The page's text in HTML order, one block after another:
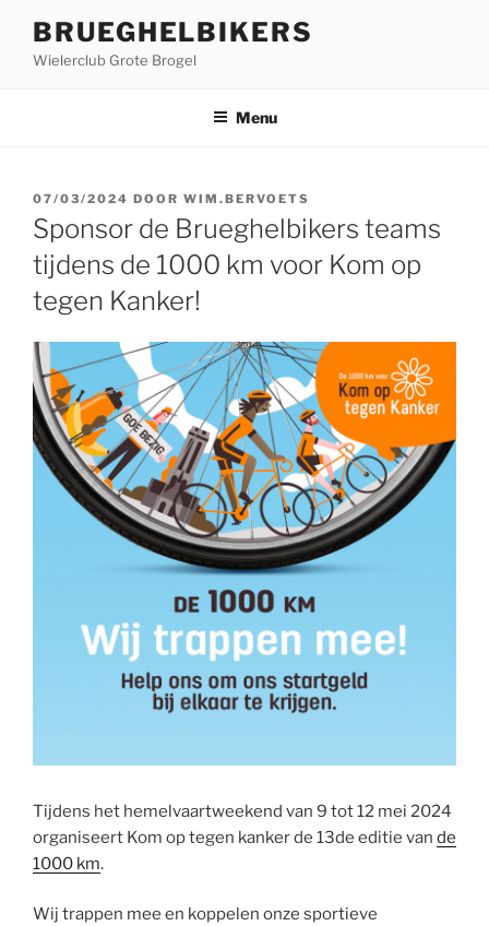
BRUEGHELBIKERS
Wielerclub Grote Brogel
Menu
GEPLAATST
OP
07/03/2024 DOOR WIM.BERVOETS
Sponsor de Brueghelbikers teams
tijdens de 1000 km voor Kom op
tegen Kanker!
Tijdens het hemelvaartweekend van 9 tot 12 mei 2024
organiseert Kom op tegen kanker de 13de editie van de
1000 km.
Wij trappen mee en koppelen onze sportieve